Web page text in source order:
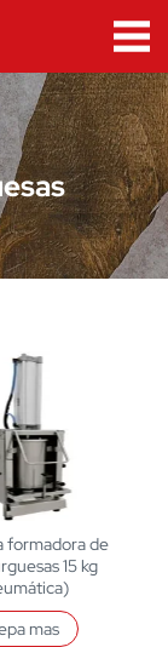
formadora de
15 kg
mas